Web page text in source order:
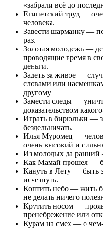
«забрали всё до
Египетский труд —
человека.
Завести шарманку —
раз.
Золотая молодежь —
проводящие время в
деньги.
Задеть за живое —
словами или
другому.
Замести следы —
доказательством
Играть в бирюльки —
бездельничать.
Илья Муромец —
очень высокий и
Из молодых да ранний
Как Мамай прошел —
Кануть в Лету — быть
исчезнуть.
Коптить небо — жить
не делать ничего
Крутить носом —
пренебрежение или
Курам на смех — о